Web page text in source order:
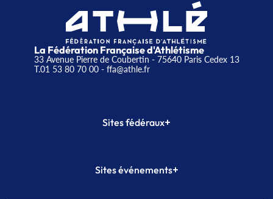
La Fédération Française d'Athlétisme
33 Avenue Pierre de Coubertin - 75640 Paris Cedex 13
T.01 53 80 70 00- ffa@athle.fr
Sites fédéraux+
Plateforme Formation
Sites événements+